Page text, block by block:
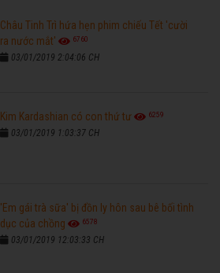
Châu Tinh Trì hứa hẹn phim chiếu Tết 'cười
ra nước mắt'
6760
03/01/2019 2:04:06 CH
Kim Kardashian có con thứ tư 6259
03/01/2019 1:03:37 CH
'Em gái trà sữa' bị đồn ly hôn sau bê bối tình
dục của chồng
6578
03/01/2019 12:03:33 CH